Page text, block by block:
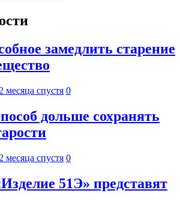
замедлить старение
2 месяца спустя 0
дольше сохранять
2 месяца спустя 0
51Э» представят